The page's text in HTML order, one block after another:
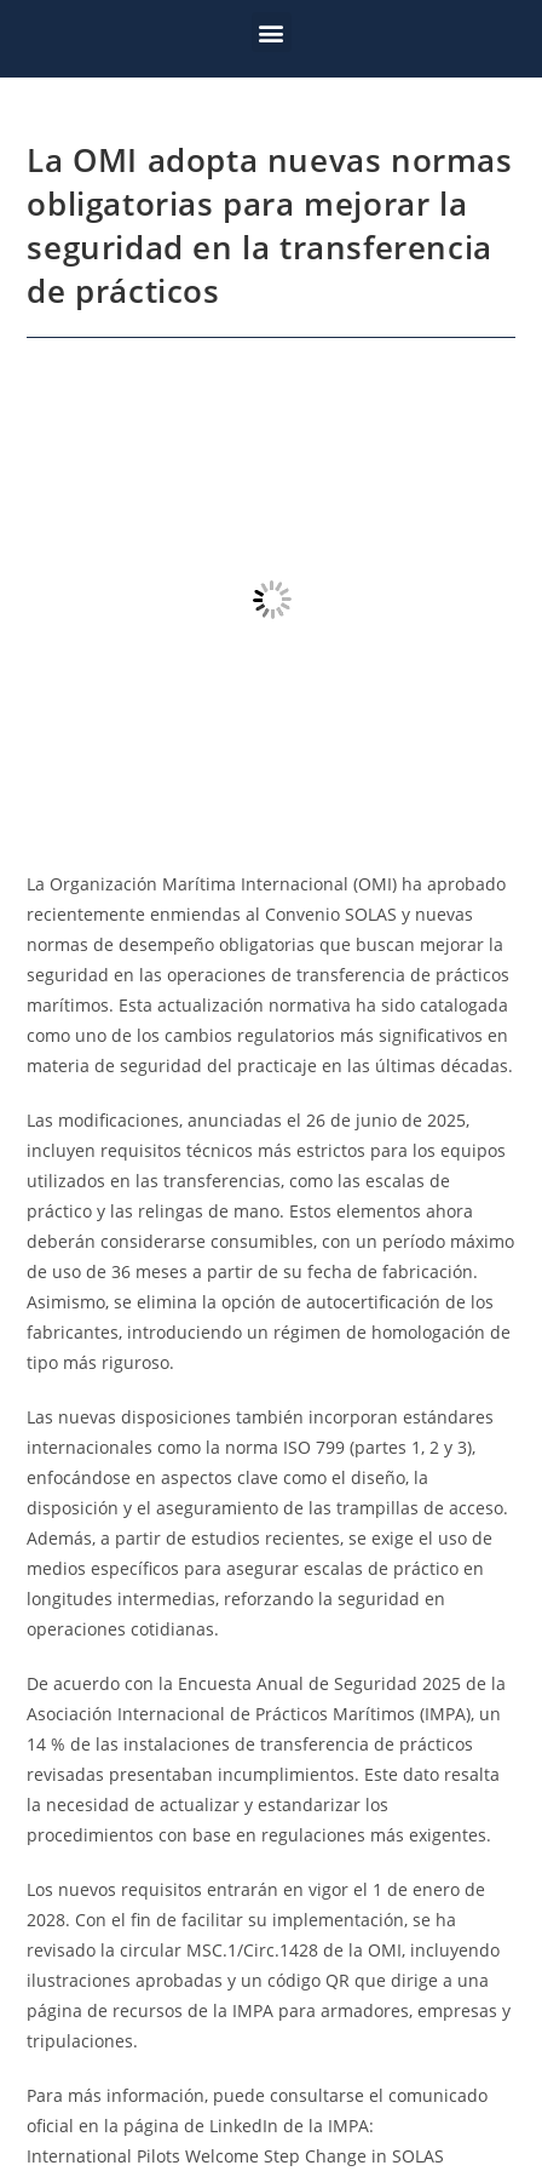
La OMI adopta nuevas normas
obligatorias para mejorar la
seguridad en la transferencia
de prácticos
La Organización Marítima Internacional (OMI) ha aprobado
recientemente enmiendas al Convenio SOLAS y nuevas
normas de desempeño obligatorias que buscan mejorar la
seguridad en las operaciones de transferencia de prácticos
marítimos. Esta actualización normativa ha sido catalogada
como uno de los cambios regulatorios más significativos en
materia de seguridad del practicaje en las últimas décadas.
Las modificaciones, anunciadas el 26 de junio de 2025,
incluyen requisitos técnicos más estrictos para los equipos
utilizados en las transferencias, como las escalas de
práctico y las relingas de mano. Estos elementos ahora
deberán considerarse consumibles, con un período máximo
de uso de 36 meses a partir de su fecha de fabricación.
Asimismo, se elimina la opción de autocertificación de los
fabricantes, introduciendo un régimen de homologación de
tipo más riguroso.
Las nuevas disposiciones también incorporan estándares
internacionales como la norma ISO 799 (partes 1, 2 y 3),
enfocándose en aspectos clave como el diseño, la
disposición y el aseguramiento de las trampillas de acceso.
Además, a partir de estudios recientes, se exige el uso de
medios específicos para asegurar escalas de práctico en
longitudes intermedias, reforzando la seguridad en
operaciones cotidianas.
De acuerdo con la Encuesta Anual de Seguridad 2025 de la
Asociación Internacional de Prácticos Marítimos (IMPA), un
14 % de las instalaciones de transferencia de prácticos
revisadas presentaban incumplimientos. Este dato resalta
la necesidad de actualizar y estandarizar los
procedimientos con base en regulaciones más exigentes.
Los nuevos requisitos entrarán en vigor el 1 de enero de
2028. Con el fin de facilitar su implementación, se ha
revisado la circular MSC.1/Circ.1428 de la OMI, incluyendo
ilustraciones aprobadas y un código QR que dirige a una
página de recursos de la IMPA para armadores, empresas y
tripulaciones.
Para más información, puede consultarse el comunicado
oficial en la página de LinkedIn de la IMPA:
International Pilots Welcome Step Change in SOLAS